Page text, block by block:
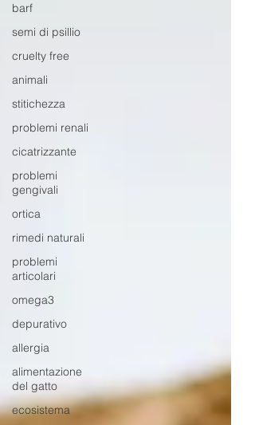
barf
semi di psillio
cruelty free
animali
stitichezza
problemi renali
cicatrizzante
problemi
gengivali
ortica
rimedi naturali
problemi
articolari
omega3
depurativo
allergia
alimentazione
del gatto
ecosistema